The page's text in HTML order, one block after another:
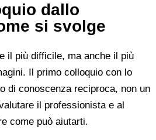
dallo
si svolge
il più difficile, ma anche il più
Il primo colloquio con lo
di conoscenza reciproca, non un
il professionista e al
come può aiutarti.